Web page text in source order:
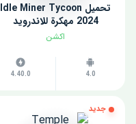
تحميل Idle Miner Tycoon
2024 مهكرة للاندرويد
اكشن
4.0
4.40.0
جديد